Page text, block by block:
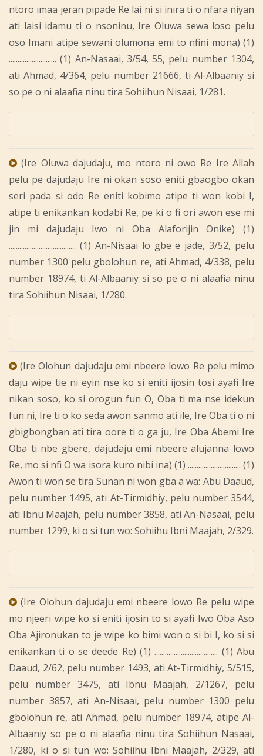
ntoro imaa jeran pipade Re lai ni si inira ti o nfara niyan
ati laisi idamu ti o nsoninu, Ire Oluwa sewa loso pelu
oso Imani atipe sewani olumona emi to nfini mona) (1)
........................... (1) An-Nasaai, 3/54, 55, pelu number 1304,
ati Ahmad, 4/364, pelu number 21666, ti Al-Albaaniy si
so pe o ni alaafia ninu tira Sohiihun Nisaai, 1/281.
(Ire Oluwa dajudaju, mo ntoro ni owo Re Ire Allah
pelu pe dajudaju Ire ni okan soso eniti gbaogbo okan
seri pada si odo Re eniti kobimo atipe ti won kobi I,
atipe ti enikankan kodabi Re, pe ki o fi ori awon ese mi
jin mi dajudaju Iwo ni Oba Alaforijin Onike) (1)
...................................... (1) An-Nisaai lo gbe e jade, 3/52, pelu
number 1300 pelu gbolohun re, ati Ahmad, 4/338, pelu
number 18974, ti Al-Albaaniy si so pe o ni alaafia ninu
tira Sohiihun Nisaai, 1/280.
(Ire Olohun dajudaju emi nbeere lowo Re pelu mimo
daju wipe tie ni eyin nse ko si eniti ijosin tosi ayafi Ire
nikan soso, ko si orogun fun O, Oba ti ma nse idekun
fun ni, Ire ti o ko seda awon sanmo ati ile, Ire Oba ti o ni
gbigbongban ati tira oore ti o ga ju, Ire Oba Abemi Ire
Oba ti nbe gbere, dajudaju emi nbeere alujanna lowo
Re, mo si nfi O wa isora kuro nibi ina) (1) .............................. (1)
Awon ti won se tira Sunan ni won gba a wa: Abu Daaud,
pelu number 1495, ati At-Tirmidhiy, pelu number 3544,
ati Ibnu Maajah, pelu number 3858, ati An-Nasaai, pelu
number 1299, ki o si tun wo: Sohiihu Ibni Maajah, 2/329.
(Ire Olohun dajudaju emi nbeere lowo Re pelu wipe
mo njeeri wipe ko si eniti ijosin to si ayafi Iwo Oba Aso
Oba Ajironukan to je wipe ko bimi won o si bi I, ko si si
enikankan ti o se deede Re) (1) .................................... (1) Abu
Daaud, 2/62, pelu number 1493, ati At-Tirmidhiy, 5/515,
pelu number 3475, ati Ibnu Maajah, 2/1267, pelu
number 3857, ati An-Nisaai, pelu number 1300 pelu
gbolohun re, ati Ahmad, pelu number 18974, atipe Al-
Albaaniy so pe o ni alaafia ninu tira Sohiihun Nasaai,
1/280, ki o si tun wo: Sohiihu Ibni Maajah, 2/329, ati